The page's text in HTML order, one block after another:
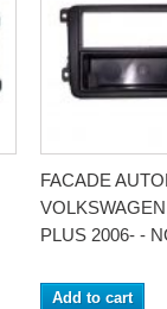
FACADE
PLUS 2006- -
Add to cart